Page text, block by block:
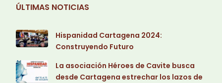
ÚLTIMAS NOTICIAS
Hispanidad Cartagena 2024:
Construyendo Futuro
La asociación Héroes de Cavite busca
desde Cartagena estrechar los lazos de